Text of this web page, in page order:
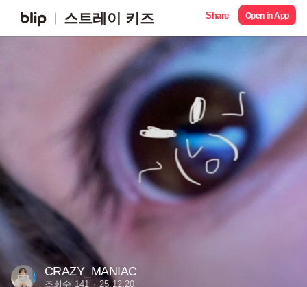
스트레이 키즈 Share Open in App
CRAZY_MANIAC
조회수 141 25.12.20